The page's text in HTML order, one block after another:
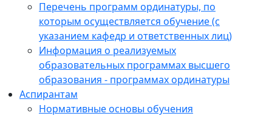
Перечень программ ординатуры, по
которым осуществляется обучение (с
указанием кафедр и ответственных лиц)
Информация о реализуемых
образовательных программах высшего
образования - программах ординатуры
Аспирантам
Нормативные основы обучения